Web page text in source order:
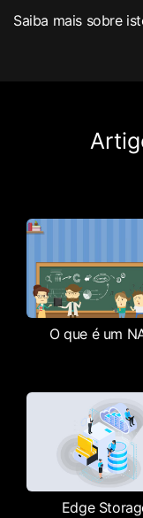
Saiba mais sobre
O que é um
Edge